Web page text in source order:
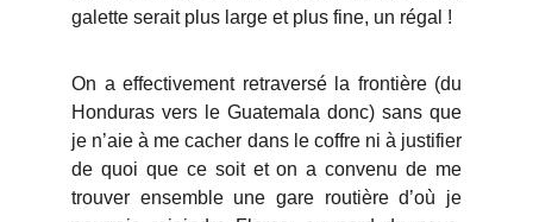
galette serait plus large et plus fine, un régal !
On a effectivement retraversé la frontière (du
Honduras vers le Guatemala donc) sans que
je n’aie à me cacher dans le coffre ni à justifier
de quoi que ce soit et on a convenu de me
trouver ensemble une gare routière d’où je